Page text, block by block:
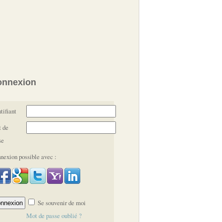
possible avec :
Se souvenir de moi
Mot de passe oublié ?